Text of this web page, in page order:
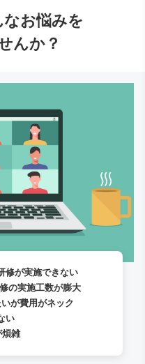
お悩みを
んか？
修が実施できない
の実施工数が膨大
が費用がネック
い
煩雑